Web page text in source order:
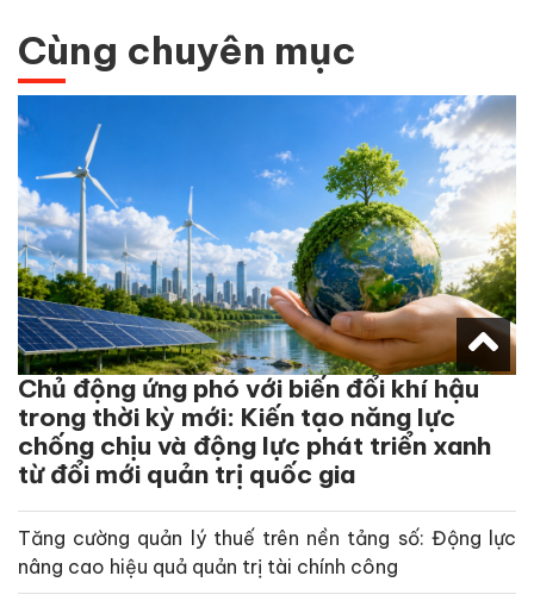
Cùng chuyên mục
Chủ động ứng phó với biến đổi khí hậu
trong thời kỳ mới: Kiến tạo năng lực
chống chịu và động lực phát triển xanh
từ đổi mới quản trị quốc gia
Tăng cường quản lý thuế trên nền tảng số: Động lực
nâng cao hiệu quả quản trị tài chính công